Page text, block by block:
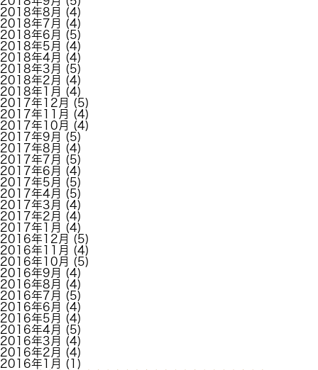
2018年8月
(4)
2018年7月
(4)
2018年6月
(5)
2018年5月
(4)
2018年4月
(4)
2018年3月
(5)
2018年2月
(4)
2018年1月
(4)
2017年12月
(5)
2017年11月
(4)
2017年10月
(4)
2017年9月
(5)
2017年8月
(4)
2017年7月
(5)
2017年6月
(4)
2017年5月
(5)
2017年4月
(5)
2017年3月
(4)
2017年2月
(4)
2017年1月
(4)
2016年12月
(5)
2016年11月
(4)
2016年10月
(5)
2016年9月
(4)
2016年8月
(4)
2016年7月
(5)
2016年6月
(4)
2016年5月
(4)
2016年4月
(5)
2016年3月
(4)
2016年2月
(4)
2016年1月
(1)